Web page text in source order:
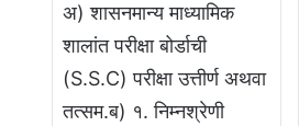
अ) शासनमान्य माध्यामिक
शालांत परीक्षा बोर्डाची
(S.S.C) परीक्षा उत्तीर्ण अथवा
तत्सम.ब) १. निम्नश्रेणी